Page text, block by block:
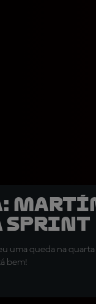
Sprint
uma queda na
bem!